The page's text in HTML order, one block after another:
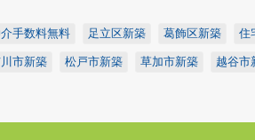
手数料無料 足立区新築 葛飾区新築 住
市新築 松戸市新築 草加市新築 越谷市